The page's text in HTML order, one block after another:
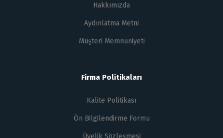
Hakkımızda
Aydınlatma Metni
Müşteri Memnuniyeti
Firma Politikaları
Kalite Politikası
Ön Bilgilendirme Formu
Üyelik Sözleşmesi